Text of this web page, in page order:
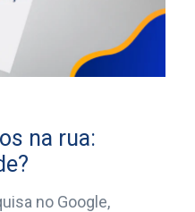
na rua:
no Google,